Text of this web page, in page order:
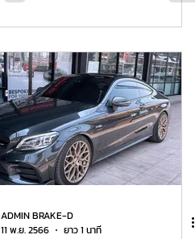
ADMIN BRAKE-D
11 พ.ย. 2566
ยาว 1 นาที